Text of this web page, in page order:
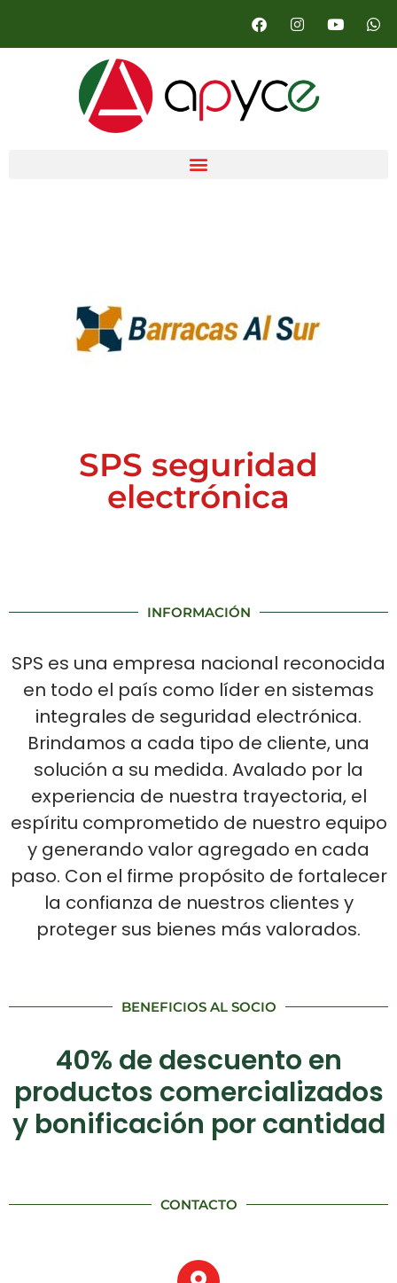
SPS seguridad
electrónica
INFORMACIÓN
SPS es una empresa nacional reconocida
en todo el país como líder en sistemas
integrales de seguridad electrónica.
Brindamos a cada tipo de cliente, una
solución a su medida. Avalado por la
experiencia de nuestra trayectoria, el
espíritu comprometido de nuestro equipo
y generando valor agregado en cada
paso. Con el firme propósito de fortalecer
la confianza de nuestros clientes y
proteger sus bienes más valorados.
BENEFICIOS AL SOCIO
40% de descuento en
productos comercializados
y bonificación por cantidad
CONTACTO